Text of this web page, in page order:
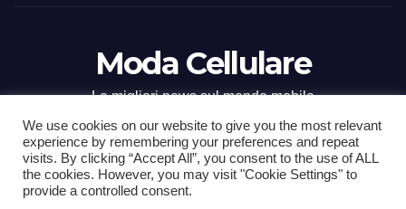
Moda Cellulare
Le migliori news sul mondo mobile
Proudly powered by WordPress| Tema: Newsup diThemeansar
We use cookies on our website to give you the most relevant
experience by remembering your preferences and repeat
visits. By clicking “Accept All”, you consent to the use of ALL
the cookies. However, you may visit "Cookie Settings" to
provide a controlled consent.